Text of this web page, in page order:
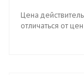
Цена
отличаться от